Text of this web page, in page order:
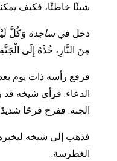
شيئًا خاطئًا، فكيف
دخل فيساجدة وَكُلَّ
مِنَ النَّارِ، خُذْهُ إِلَى
فرفع رأسه ذات يوم
الدعاء. فرأى شيخه
الجنة. ففرح فرحًا
فذهب إلى شيخه
الغطرسة.